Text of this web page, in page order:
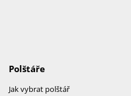
Polštáře
Jak vybrat polštář